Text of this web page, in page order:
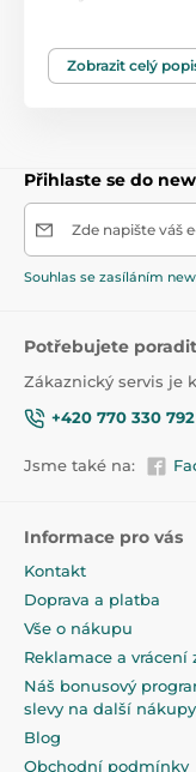
pro matku i dítě
Perfektní velikost
počátku kojení.
Mast aplikujte po
používat mast
Upozornění!
při pokojové
Testováno pod
Produkt je
Prsní vložky a
Zobrazit celý
Přihlaste se do
Zde napište váš
Souhlas se zasíláním
Potřebujete poradit
Zákaznický servis je
+420 770 330 792
Jsme také na:
Informace pro vás
Kontakt
Doprava a platba
Vše o nákupu
Reklamace a vrácení
Náš bonusový
slevy na další nákupy
Blog
Obchodní podmínky